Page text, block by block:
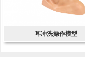
耳冲洗操作模型